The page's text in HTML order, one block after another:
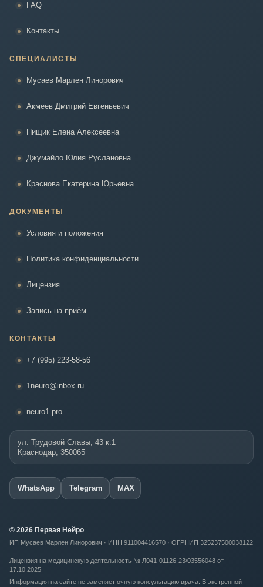
FAQ
Контакты
СПЕЦИАЛИСТЫ
Мусаев Марлен Линорович
Акмеев Дмитрий Евгеньевич
Пищик Елена Алексеевна
Джумайло Юлия Руслановна
Краснова Екатерина Юрьевна
ДОКУМЕНТЫ
Условия и положения
Политика конфиденциальности
Лицензия
Запись на приём
КОНТАКТЫ
+7 (995) 223-58-56
1neuro@inbox.ru
neuro1.pro
ул. Трудовой Славы, 43 к.1
Краснодар, 350065
WhatsApp Telegram MAX
© 2026 Первая Нейро
ИП Мусаев Марлен Линорович · ИНН 911004416570 · ОГРНИП 325237500038122
Лицензия на медицинскую деятельность № Л041-01126-23/03556048 от
17.10.2025
Информация на сайте не заменяет очную консультацию врача. В экстренной